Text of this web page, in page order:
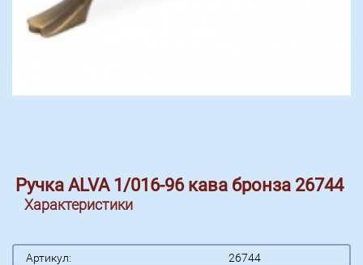
Ручка ALVA 1/016-96 кава бронза 26744
Характеристики
Артикул:
26744